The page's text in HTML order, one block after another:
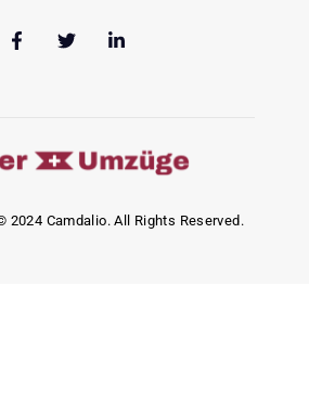
2024 Camdalio. All Rights Reserved.